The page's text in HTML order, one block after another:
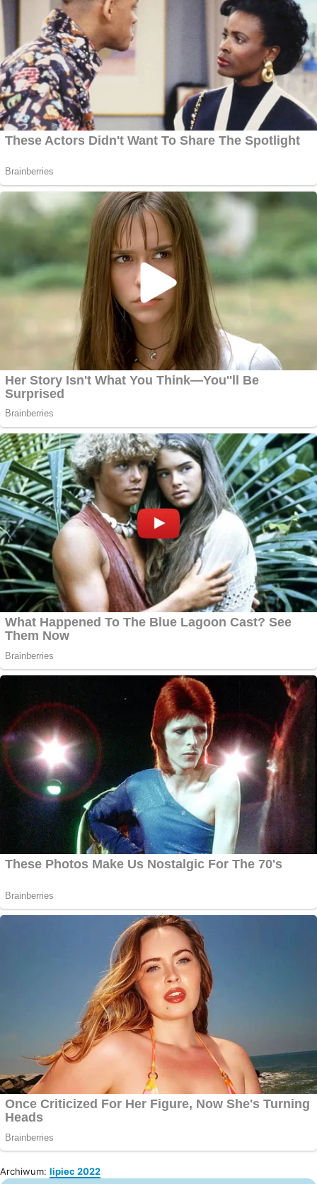
Archiwum: lipiec 2022